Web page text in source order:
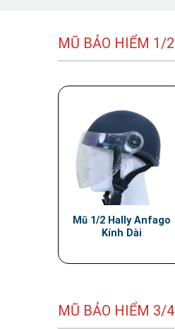
MŨ BẢO HIỂM 1/2
Mũ 1/2 Hally Anfago
Kính Dài
MŨ BẢO HIỂM 3/4